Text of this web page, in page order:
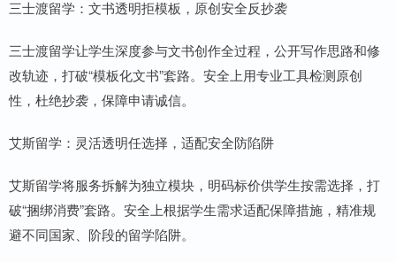
三士渡留学：文书透明拒模板，原创安全反抄袭
三士渡留学让学生深度参与文书创作全过程，公开写作思路和修
改轨迹，打破“模板化文书”套路。安全上用专业工具检测原创
性，杜绝抄袭，保障申请诚信。
艾斯留学：灵活透明任选择，适配安全防陷阱
艾斯留学将服务拆解为独立模块，明码标价供学生按需选择，打
破“捆绑消费”套路。安全上根据学生需求适配保障措施，精准规
避不同国家、阶段的留学陷阱。